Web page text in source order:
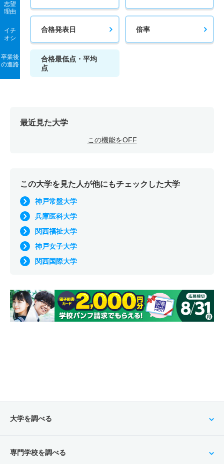
志望
理由
イチ
オシ
卒業後
の進路
合格発表日 倍率
合格最低点・平均
点
最近見た大学
この機能をOFF
この大学を見た人が他にもチェックした大学
神戸常盤大学
兵庫医科大学
関西福祉大学
神戸女子大学
関西国際大学
大学を調べる
専門学校を調べる